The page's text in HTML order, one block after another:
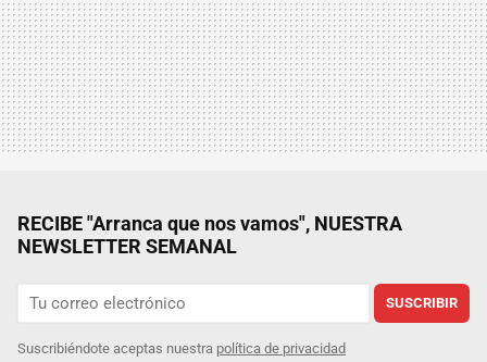
RECIBE "Arranca que nos vamos", NUESTRA
NEWSLETTER SEMANAL
SUSCRIBIR
Suscribiéndote aceptas nuestra política de privacidad